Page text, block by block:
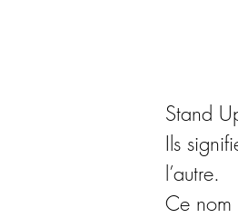
Stand
Ils
l’autre.
Ce nom